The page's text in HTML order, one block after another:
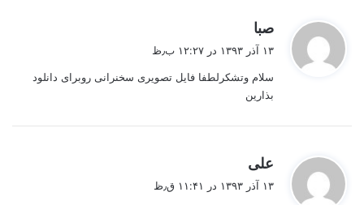
صبا
:
۱۳ آذر ۱۳۹۳ در ۱۲:۲۷ ب٫ظ
سلام وتشکرلطفا فایل تصویری سخنرانی روبرای دانلود
بذارین
علی
۱۳ آذر ۱۳۹۳ در ۱۱:۴۱ ق٫ظ